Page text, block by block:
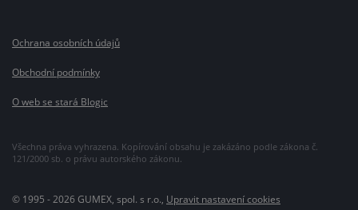
Všechna práva vyhrazena. Kopírování obsahu je zakázáno podle zákona č.
121/2000 sb. o právu autorského zákonu.
Ochrana osobních údajů
Obchodní podmínky
O web se stará Blogic
© 1995 - 2026 GUMEX, spol. s r.o., Upravit nastavení cookies